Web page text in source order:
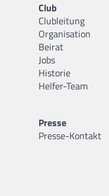
Club
Clubleitung
Organisation
Beirat
Jobs
Historie
Helfer-Team
Presse
Presse-Kontakt